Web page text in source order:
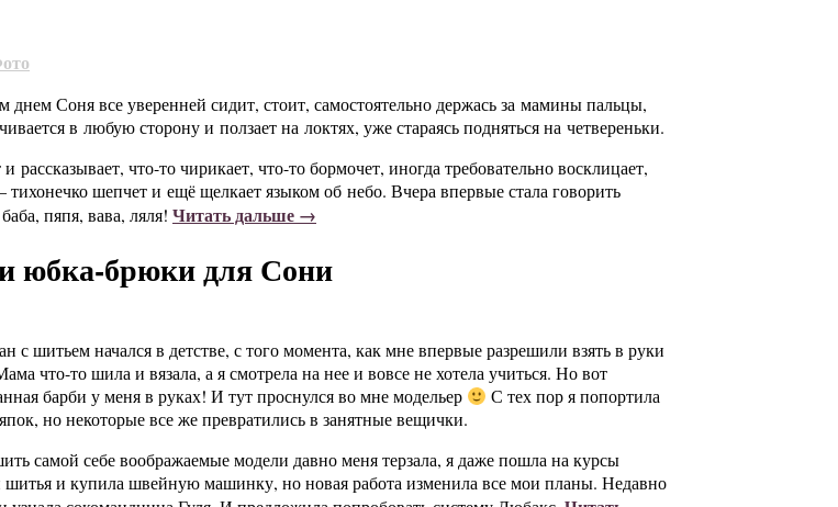
Соня все уверенней сидит, стоит, самостоятельно держась за мамины пальцы,
в любую сторону и ползает на локтях, уже стараясь подняться на четвереньки.
рассказывает, что-точирикает, что-тобормочет, иногда требовательно восклицает,
шепчет и ещё щелкает языком об небо. Вчера впервые стала говорить
пяпя, вава, ляля! Читать дальше →
юбка-брюки для Сони
с шитьем начался в детстве, с того момента, как мне впервые разрешили взять в руки
что-то шила и вязала, а я смотрела на нее и вовсе не хотела учиться. Но вот
барби у меня в руках! И тут проснулся во мне модельер
С тех пор я попортила
но некоторые все же превратились в занятные вещички.
самой себе воображаемые модели давно меня терзала, я даже пошла на курсы
шитья и купила швейную машинку, но новая работа изменила все мои планы. Недавно